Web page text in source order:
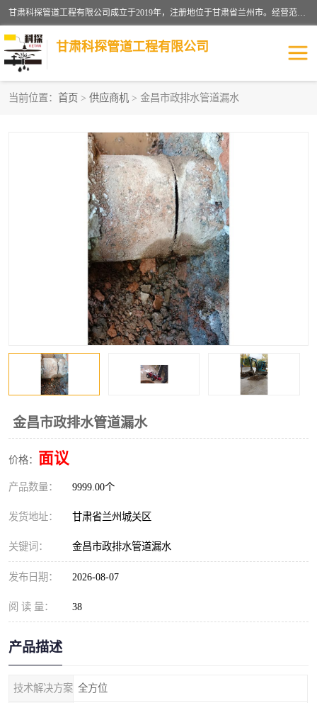
甘肃科探管道工程有限公司成立于2019年，注册地位于甘肃省兰州市。经营范围包括管道安装、清洗、疏通、维修、检测，防水工程，工程钻孔，化粪池清理，暖气安装，给排水管道安装维修，室内外管道如消防、供水、供热管道漏水检测定位，室内外防水堵漏等。
甘肃科探管道工程有限公司
当前位置： 首页 > 供应商机 > 金昌市政排水管道漏水
金昌市政排水管道漏水
价格： 面议
产品数量： 9999.00个
发货地址： 甘肃省兰州城关区
关键词： 金昌市政排水管道漏水
发布日期： 2026-08-07
阅 读 量： 38
产品描述
技术解决方案 全方位
漏水检查维修 消防管道漏水
供热管道漏水 排水管道漏水
自来水管漏水 管道疏通
高压车疏通清淤